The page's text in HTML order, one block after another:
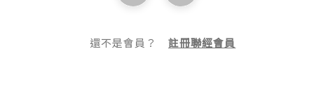
還不是會員？註冊聯經會員